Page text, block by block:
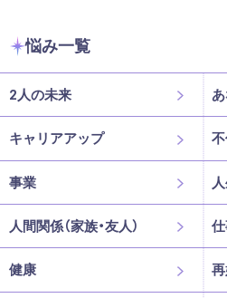
悩み一覧
2人の未来
キャリアアップ
事業
人間関係（家族・友人）
健康